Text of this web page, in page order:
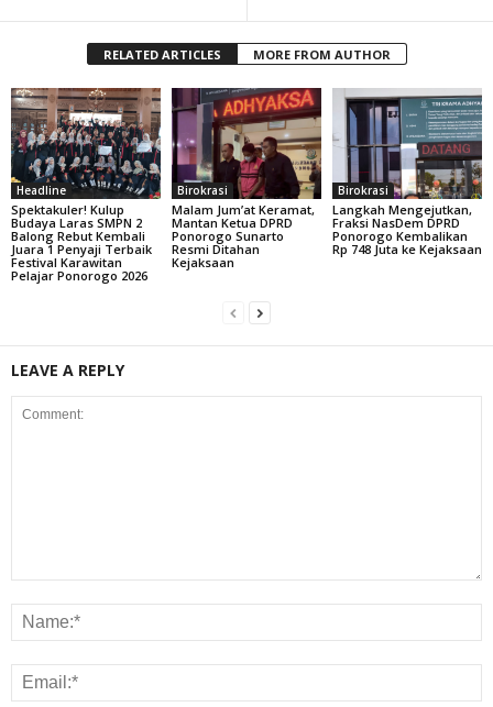
RELATED ARTICLES MORE FROM AUTHOR
Headline
Spektakuler! Kulup
Budaya Laras SMPN 2
Balong Rebut Kembali
Juara 1 Penyaji Terbaik
Festival Karawitan
Pelajar Ponorogo 2026
Birokrasi
Malam Jum’at Keramat,
Mantan Ketua DPRD
Ponorogo Sunarto
Resmi Ditahan
Kejaksaan
Birokrasi
Langkah Mengejutkan,
Fraksi NasDem DPRD
Ponorogo Kembalikan
Rp 748 Juta ke Kejaksaan
LEAVE A REPLY